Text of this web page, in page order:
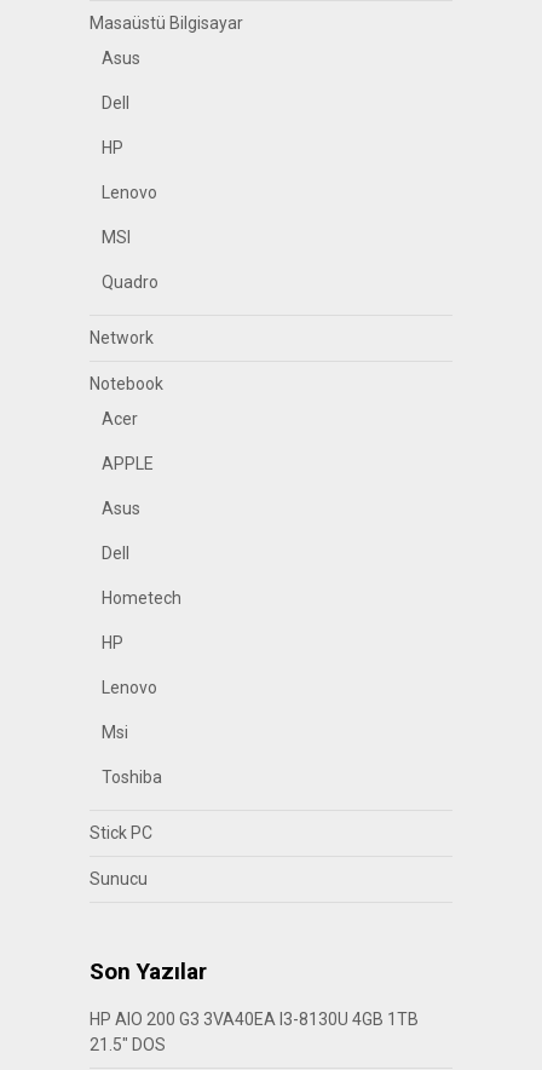
Masaüstü Bilgisayar
Asus
Dell
HP
Lenovo
MSI
Quadro
Network
Notebook
Acer
APPLE
Asus
Dell
Hometech
HP
Lenovo
Msi
Toshiba
Stick PC
Sunucu
Son Yazılar
HP AIO 200 G3 3VA40EA I3-8130U 4GB 1TB
21.5″ DOS